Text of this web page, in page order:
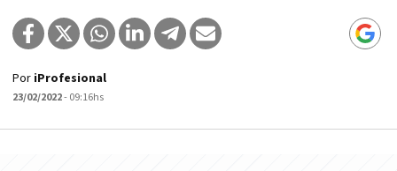
Por iProfesional
23/02/2022- 09:16hs